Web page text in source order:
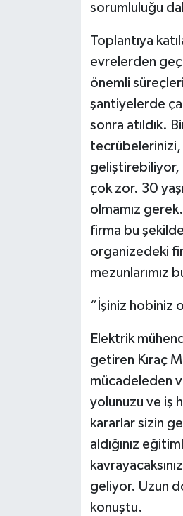
sorumluluğu
Toplantıya
evrelerden
önemli
şantiyelerde
sonra atıldık.
geliştirebiliyor,
çok zor. 30
olmamız
firma bu
organizedeki
mezunlarımız
“İşiniz hobiniz
Elektrik
getiren Kıraç
mücadeleden
yolunuzu ve iş
kararlar sizin
aldığınız
geliyor. Uzun
konuştu.